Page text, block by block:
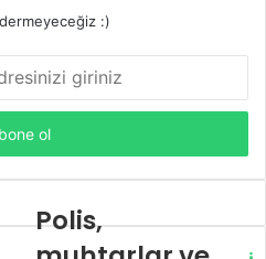
:)
Polis,